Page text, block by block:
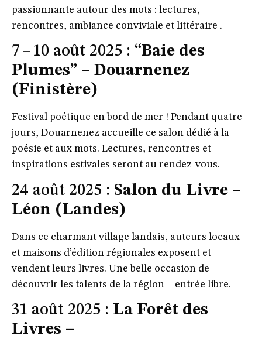
passionnante autour des mots : lectures,
rencontres, ambiance conviviale et littéraire .
7 – 10 août 2025 : “Baie des
Plumes” – Douarnenez
(Finistère)
Festival poétique en bord de mer ! Pendant quatre
jours, Douarnenez accueille ce salon dédié à la
poésie et aux mots. Lectures, rencontres et
inspirations estivales seront au rendez-vous.
24 août 2025 : Salon du Livre –
Léon (Landes)
Dans ce charmant village landais, auteurs locaux
et maisons d’édition régionales exposent et
vendent leurs livres. Une belle occasion de
découvrir les talents de la région – entrée libre.
31 août 2025 : La Forêt des
Livres –